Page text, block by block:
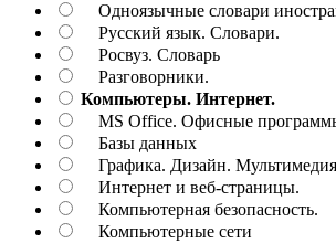
Одноязычные словари
Русский язык. Словари.
Росвуз. Словарь
Разговорники.
Компьютеры. Интернет.
MS Office. Офисные
Базы данных
Графика. Дизайн. Мультимедия
Интернет и веб-страницы.
Компьютерная безопасность.
Компьютерные сети